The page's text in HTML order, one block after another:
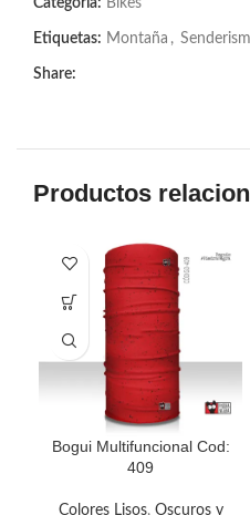
Categoría: Bikes
Etiquetas: Montaña ,
Share:
Productos
Bogui Multifuncional Cod:
409
Colores Lisos, Oscuros y